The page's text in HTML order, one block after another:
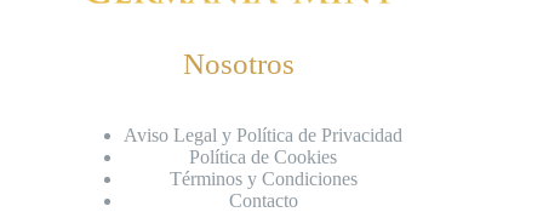
Nosotros
Aviso Legal y Política de Privacidad
Política de Cookies
Términos y Condiciones
Contacto